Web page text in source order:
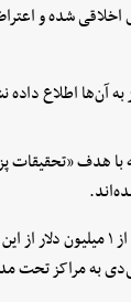
شده و
آن‌ها اطلاع داده
هدف «تحقیقات
دانشگاه یو‌اس‌سی در دهه
به مراکز تحت